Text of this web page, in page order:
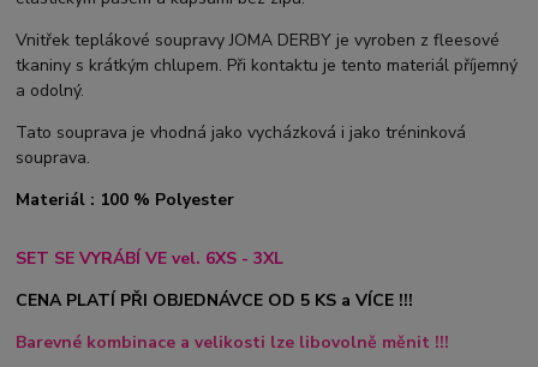
Vnitřek teplákové soupravy JOMA DERBY je vyroben z fleesové
tkaniny s krátkým chlupem. Při kontaktu je tento materiál příjemný
a odolný.
Tato souprava je vhodná jako vycházková i jako tréninková
souprava.
Materiál : 100 % Polyester
SET SE VYRÁBÍ VE vel. 6XS - 3XL
CENA PLATÍ PŘI OBJEDNÁVCE OD 5 KS a VÍCE !!!
Barevné kombinace a velikosti lze libovolně měnit !!!